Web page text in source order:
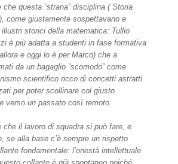
questa “strana” disciplina ( Storia
come giustamente sospettavano e
storici della matematica: Tullio
è più adatta a studenti in fase formativa
e oggi lo è per Marco) che a
da un bagaglio “scomodo” come
scientifico ricco di concetti astratti
per poter scollinare col giusto
verso un passato così remoto.
che il lavoro di squadra si può fare, e
se alla base c’è sempre un rispetto
fondamentale: l’onestà intellettuale.